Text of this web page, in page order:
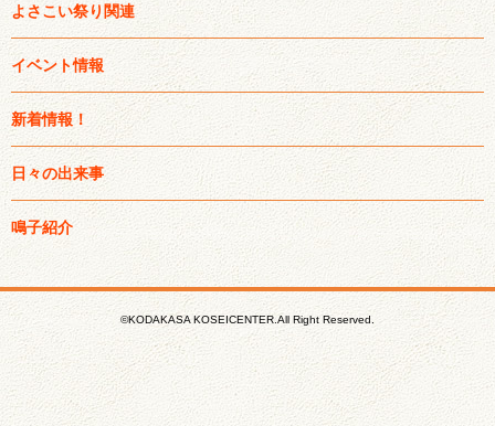
よさこい祭り関連
イベント情報
新着情報！
日々の出来事
鳴子紹介
©KODAKASA KOSEICENTER.All Right Reserved.